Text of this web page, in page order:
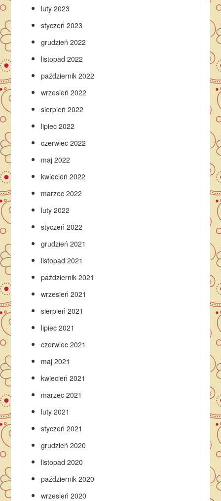
luty 2023
styczeń 2023
grudzień 2022
listopad 2022
październik 2022
wrzesień 2022
sierpień 2022
lipiec 2022
czerwiec 2022
maj 2022
kwiecień 2022
marzec 2022
luty 2022
styczeń 2022
grudzień 2021
listopad 2021
październik 2021
wrzesień 2021
sierpień 2021
lipiec 2021
czerwiec 2021
maj 2021
kwiecień 2021
marzec 2021
luty 2021
styczeń 2021
grudzień 2020
listopad 2020
październik 2020
wrzesień 2020